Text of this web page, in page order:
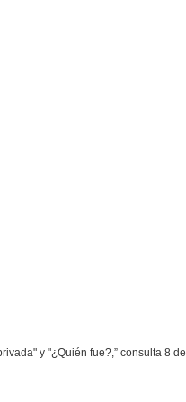
y "¿Quién fue?,” consulta 8 de